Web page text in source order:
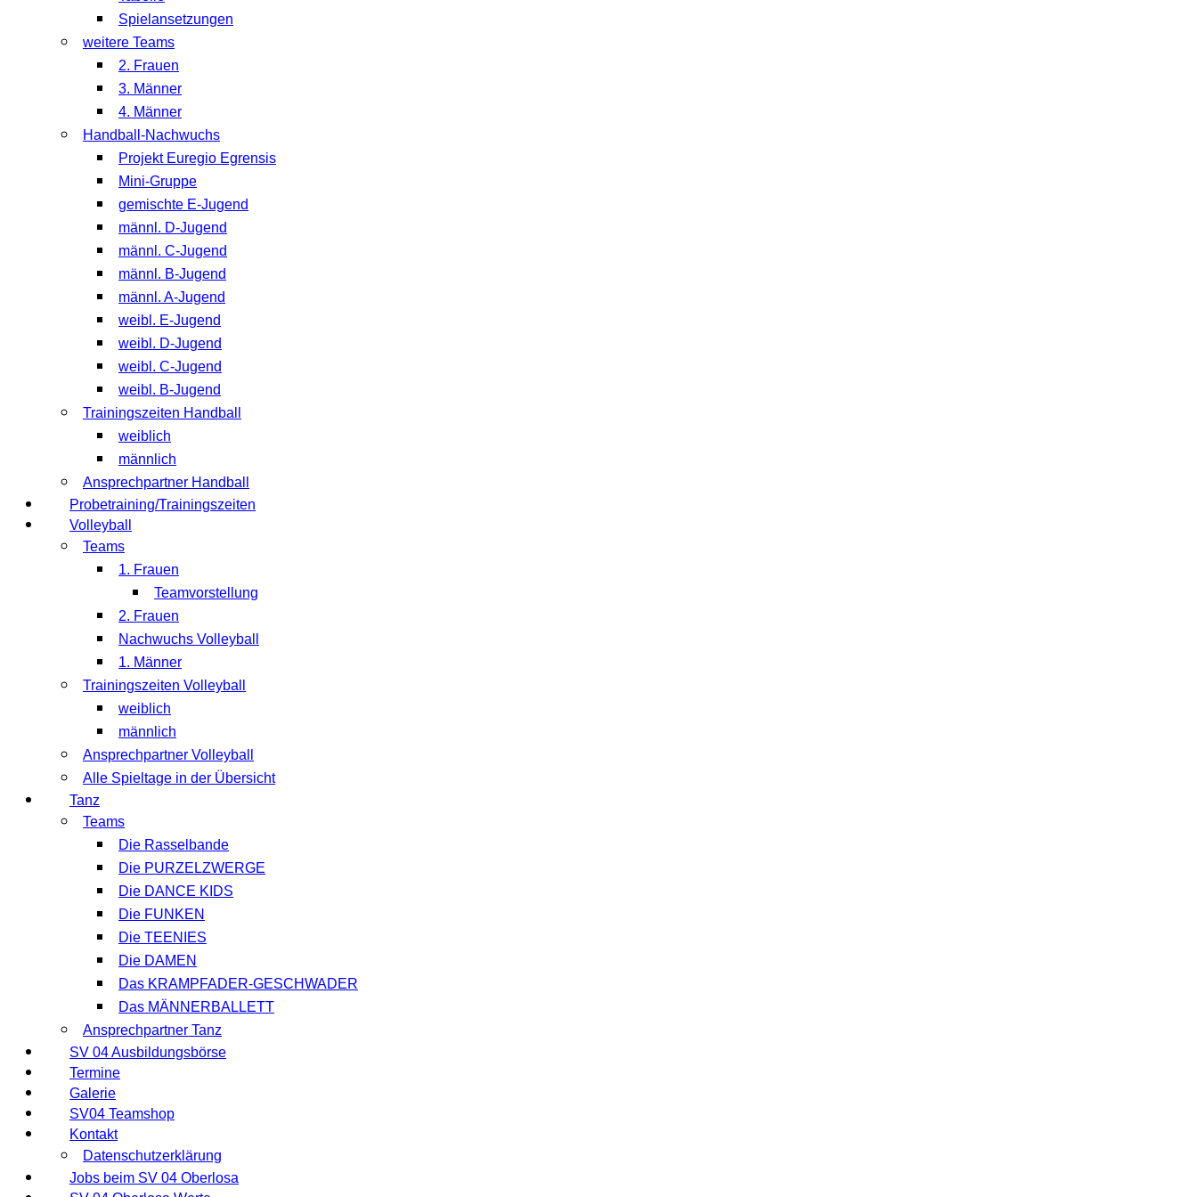
Spielansetzungen
weitere Teams
2. Frauen
3. Männer
4. Männer
Handball-Nachwuchs
Projekt Euregio Egrensis
Mini-Gruppe
gemischte E-Jugend
männl. D-Jugend
männl. C-Jugend
männl. B-Jugend
männl. A-Jugend
weibl. E-Jugend
weibl. D-Jugend
weibl. C-Jugend
weibl. B-Jugend
Trainingszeiten Handball
weiblich
männlich
Ansprechpartner Handball
Probetraining/Trainingszeiten
Volleyball
Teams
1. Frauen
Teamvorstellung
2. Frauen
Nachwuchs Volleyball
1. Männer
Trainingszeiten Volleyball
weiblich
männlich
Ansprechpartner Volleyball
Alle Spieltage in der Übersicht
Tanz
Teams
Die Rasselbande
Die PURZELZWERGE
Die DANCE KIDS
Die FUNKEN
Die TEENIES
Die DAMEN
Das KRAMPFADER-GESCHWADER
Das MÄNNERBALLETT
Ansprechpartner Tanz
SV 04 Ausbildungsbörse
Termine
Galerie
SV04 Teamshop
Kontakt
Datenschutzerklärung
Jobs beim SV 04 Oberlosa